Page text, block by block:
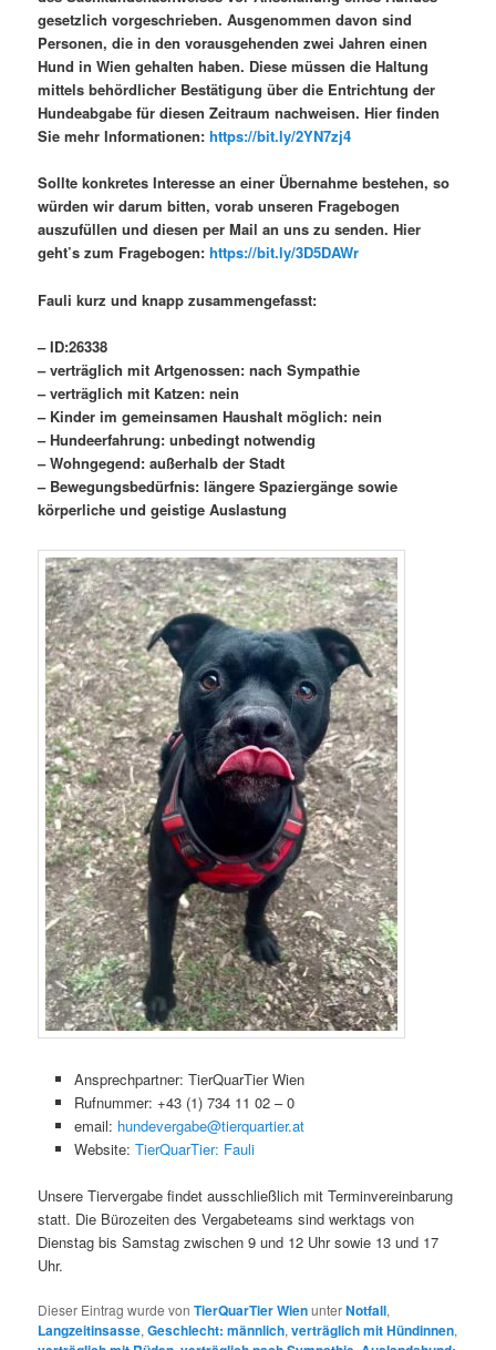
gesetzlich vorgeschrieben. Ausgenommen davon sind
Personen, die in den vorausgehenden zwei Jahren einen
Hund in Wien gehalten haben. Diese müssen die Haltung
mittels behördlicher Bestätigung über die Entrichtung der
Hundeabgabe für diesen Zeitraum nachweisen. Hier finden
Sie mehr Informationen:https://bit.ly/2YN7zj4
Sollte konkretes Interesse an einer Übernahme bestehen, so
würden wir darum bitten, vorab unseren Fragebogen
auszufüllen und diesen per Mail an uns zu senden. Hier
geht’s zum Fragebogen:https://bit.ly/3D5DAWr
Fauli kurz und knapp zusammengefasst:
– ID:26338
– verträglich mit Artgenossen: nach Sympathie
– verträglich mit Katzen: nein
– Kinder im gemeinsamen Haushalt möglich: nein
– Hundeerfahrung: unbedingt notwendig
– Wohngegend: außerhalb der Stadt
– Bewegungsbedürfnis: längere Spaziergänge sowie
körperliche und geistige Auslastung
Ansprechpartner: TierQuarTier Wien
Rufnummer: +43 (1) 734 11 02 – 0
email: hundevergabe@tierquartier.at
Website: TierQuarTier: Fauli
Unsere Tiervergabe findet ausschließlich mit Terminvereinbarung
statt. Die Bürozeiten des Vergabeteams sind werktags von
Dienstag bis Samstag zwischen 9 und 12 Uhr sowie 13 und 17
Uhr.
Dieser Eintrag wurde vonTierQuarTier WienunterNotfall,
Langzeitinsasse,Geschlecht: männlich,verträglich mit Hündinnen,